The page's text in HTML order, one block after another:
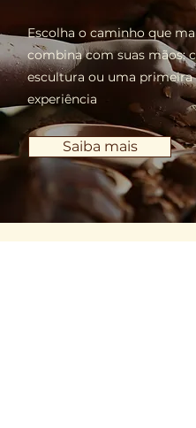
Escolha o caminho que
combina com suas mãos:
escultura ou uma primeira
experiência
Saiba mais